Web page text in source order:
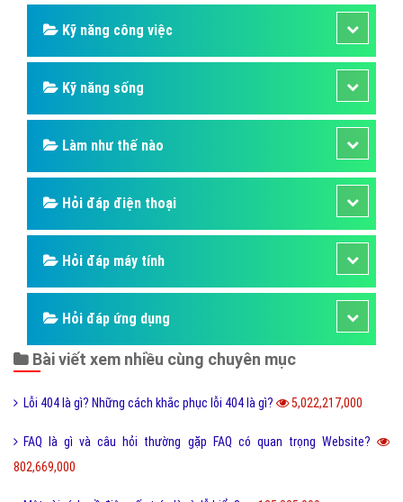
Kỹ năng công việc
Kỹ năng sống
Làm như thế nào
Hỏi đáp điện thoại
Hỏi đáp máy tính
Hỏi đáp ứng dụng
Bài viết xem nhiều cùng chuyên mục
Lỗi 404 là gì? Những cách khắc phục lỗi 404 là gì? 5,022,217,000
FAQ là gì và câu hỏi thường gặp FAQ có quan trọng Website?
802,669,000